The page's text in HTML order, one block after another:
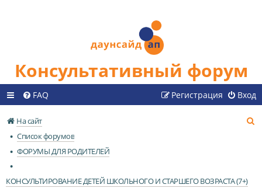
Консультативный форум
FAQ Вход
Регистрация
На сайт
Список форумов
ФОРУМЫ ДЛЯ РОДИТЕЛЕЙ
КОНСУЛЬТИРОВАНИЕ ДЕТЕЙ ШКОЛЬНОГО И СТАРШЕГО ВОЗРАСТА (7+)